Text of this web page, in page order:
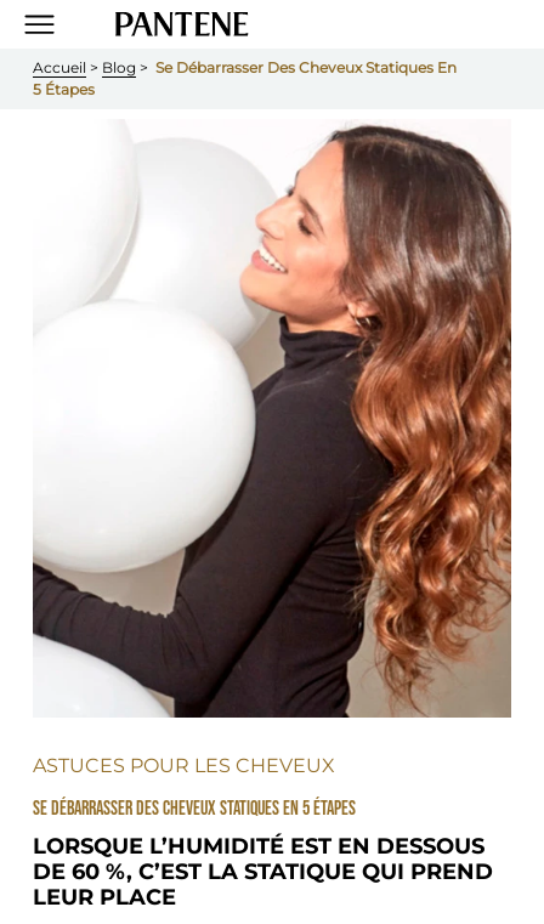
Accueil > Blog > Se Débarrasser Des Cheveux Statiques En
5 Étapes
ASTUCES POUR LES CHEVEUX
SE DÉBARRASSER DES CHEVEUX STATIQUES EN 5 ÉTAPES
LORSQUE L’HUMIDITÉ EST EN DESSOUS
DE 60 %, C’EST LA STATIQUE QUI PREND
LEUR PLACE